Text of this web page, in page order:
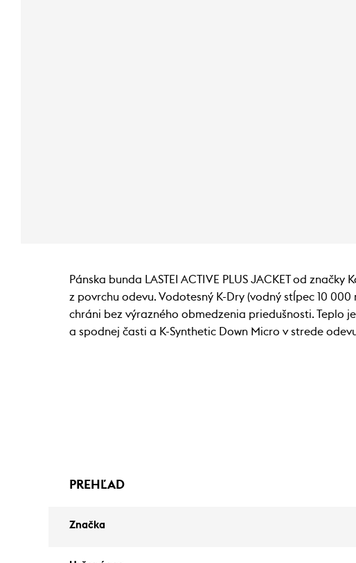
Pánska bunda LASTEI ACTIVE PLUS JACKET od
z povrchu odevu. Vodotesný K-Dry (vodný stĺpec 10
chráni bez výrazného obmedzenia priedušnosti. Teplo
a spodnej časti a K-Synthetic Down Micro v strede
PREHĽAD
Značka